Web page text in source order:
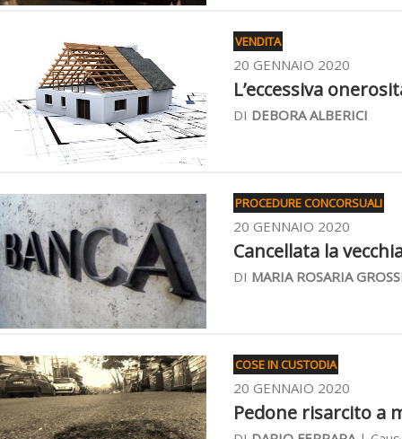
VENDITA
20 GENNAIO 2020
L’eccessiva
DI DEBORA ALBERICI
PROCEDURE CONCORSUALI
20 GENNAIO 2020
Cancellata la
DI MARIA ROSARIA
COSE IN CUSTODIA
20 GENNAIO 2020
Pedone risarcito a